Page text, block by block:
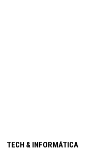
TECH & INFORMÁTICA